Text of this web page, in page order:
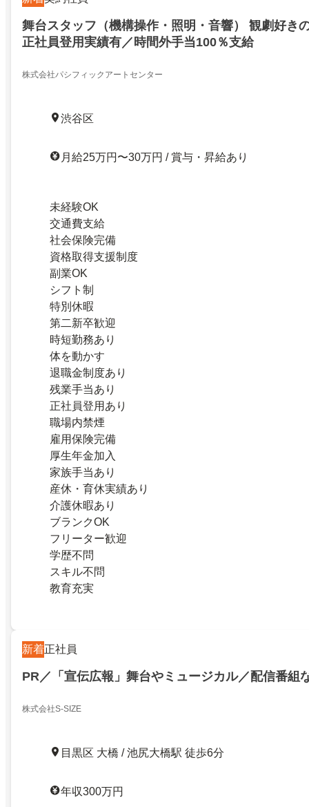
舞台スタッフ（機構操作・照明・音響） 観劇好き
正社員登用実績有／時間外手当100％支給
株式会社パシフィックアートセンター
渋谷区
月給25万円〜30万円 / 賞与・昇給あり
未経験OK
交通費支給
社会保険完備
資格取得支援制度
副業OK
シフト制
特別休暇
第二新卒歓迎
時短勤務あり
体を動かす
退職金制度あり
残業手当あり
正社員登用あり
職場内禁煙
雇用保険完備
厚生年金加入
家族手当あり
産休・育休実績あり
介護休暇あり
ブランクOK
フリーター歓迎
学歴不問
スキル不問
教育充実
新着正社員
PR／「宣伝広報」舞台やミュージカル／配信番組
株式会社S-SIZE
目黒区 大橋 / 池尻大橋駅 徒歩6分
年収300万円